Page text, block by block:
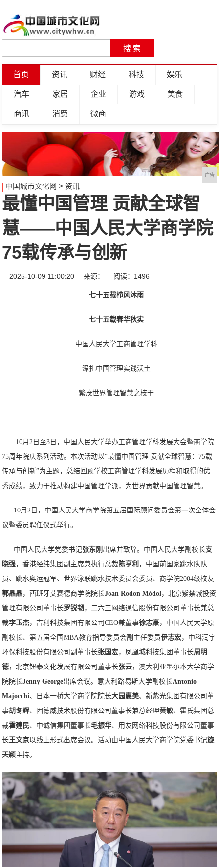
首页 资讯 财经 科技 娱乐
汽车 家居 企业 游戏 美食
商讯 消费 微商
广告
中国城市文化网 > 资讯
最懂中国管理 贡献全球智
慧——中国人民大学商学院
75载传承与创新
2025-10-09 11:00:20 来源： 阅读：1496
七十五载栉风沐雨
七十五载春华秋实
中国人民大学工商管理学科
深扎中国管理实践沃土
繁茂世界管理智慧之枝干
10月2日至3日，中国人民大学举办工商管理学科发展大会暨商学院
75周年院庆系列活动。本次活动以“最懂中国管理 贡献全球智慧：75载
传承与创新”为主题，总结回顾学校工商管理学科发展历程和取得的优
秀成绩，致力于推动构建中国管理学派，为世界贡献中国管理智慧。
10月2日，中国人民大学商学院第五届国际顾问委员会第一次全体会
议暨委员聘任仪式举行。
中国人民大学党委书记张东刚 出席并致辞。中国人民大学副校长支
晓强，香港经纬集团副主席兼执行总裁陈亨利 ，中国前国家跳水队队
员、跳水奥运冠军、世界泳联跳水技术委员会委员、商学院2004级校友
郭晶晶，西班牙艾赛德商学院院长Joan Rodon Mòdol，北京紫禁城投资
管理有限公司董事长罗锐韧，二六三网络通信股份有限公司董事长兼总
裁李玉杰，吉利科技集团有限公司CEO兼董事徐志豪，中国人民大学原
副校长、第五届全国MBA教育指导委员会副主任委员伊志宏，中科润宇
环保科技股份有限公司副董事长张国宏，凤凰城科技集团董事长周明
德，北京钮泰文化发展有限公司董事长张云，澳大利亚墨尔本大学商学
院院长Jenny George出席会议。意大利路易斯大学副校长Antonio
Majocchi、日本一桥大学商学院院长大园惠美、新紫光集团有限公司董
事胡冬辉、固德威技术股份有限公司董事长兼总经理黄敏、霍氏集团总
裁霍建民、中诚信集团董事长毛振华、用友网络科技股份有限公司董事
长王文京以线上形式出席会议。活动由中国人民大学商学院党委书记旋
天颖主持。